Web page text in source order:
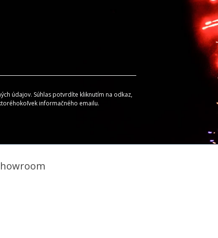
údajov. Súhlas potvrdíte kliknutím na odkaz,
informačného emailu.